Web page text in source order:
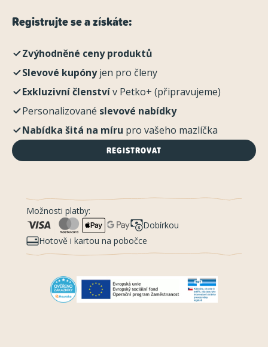
Registrujte se a získáte:
Zvýhodněné ceny produktů
Slevové kupónyjen pro členy
Exkluzivní členstvív Petko+ (připravujeme)
Personalizované slevové nabídky
Nabídka šitá na míru pro vašeho mazlíčka
REGISTROVAT
Možnosti platby:
Dobírkou
Hotově i kartou na pobočce